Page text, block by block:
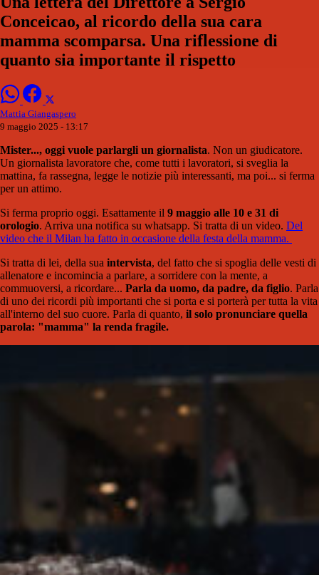
Conceicao, al ricordo della sua cara
mamma scomparsa. Una riflessione di
quanto sia importante il rispetto
Mattia Giangaspero
9 maggio 2025 - 13:17
Mister..., oggi vuole parlargli un giornalista. Non un giudicatore.
Un giornalista lavoratore che, come tutti i lavoratori, si sveglia la
mattina, fa rassegna, legge le notizie più interessanti, ma poi... si ferma
per un attimo.
Si ferma proprio oggi. Esattamente il 9 maggio alle 10 e 31 di
orologio. Arriva una notifica su whatsapp. Si tratta di un video. Del
video che il Milan ha fatto in occasione della festa della mamma.
Si tratta di lei, della sua intervista, del fatto che si spoglia delle vesti di
allenatore e incomincia a parlare, a sorridere con la mente, a
commuoversi, a ricordare... Parla da uomo, da padre, da figlio. Parla
di uno dei ricordi più importanti che si porta e si porterà per tutta la vita
all'interno del suo cuore. Parla di quanto, il solo pronunciare quella
parola: "mamma" la renda fragile.